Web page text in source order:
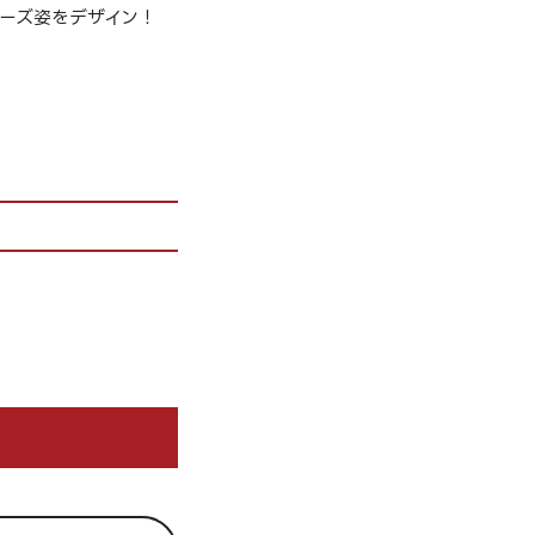
ズ姿をデザイン！